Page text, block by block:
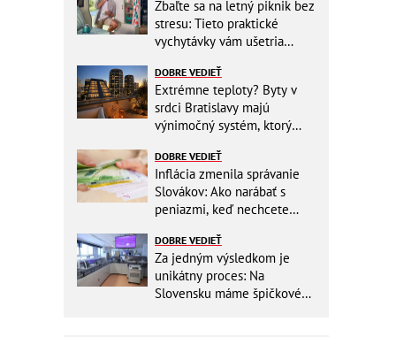
Zbaľte sa na letný piknik bez
stresu: Tieto praktické
vychytávky vám ušetria
DOBRE VEDIEŤ
Extrémne teploty? Byty v
srdci Bratislavy majú
výnimočný systém, ktorý
DOBRE VEDIEŤ
Inflácia zmenila správanie
Slovákov: Ako narábať s
peniazmi, keď nechcete
DOBRE VEDIEŤ
Za jedným výsledkom je
unikátny proces: Na
Slovensku máme špičkové